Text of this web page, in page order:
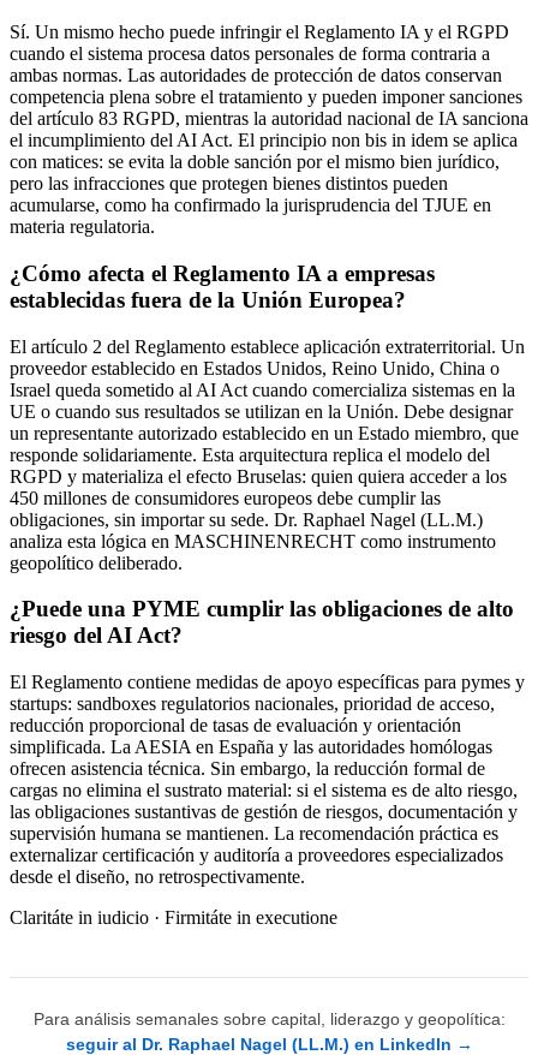
Sí. Un mismo hecho puede infringir el Reglamento IA y el RGPD
cuando el sistema procesa datos personales de forma contraria a
ambas normas. Las autoridades de protección de datos conservan
competencia plena sobre el tratamiento y pueden imponer sanciones
del artículo 83 RGPD, mientras la autoridad nacional de IA sanciona
el incumplimiento del AI Act. El principio non bis in idem se aplica
con matices: se evita la doble sanción por el mismo bien jurídico,
pero las infracciones que protegen bienes distintos pueden
acumularse, como ha confirmado la jurisprudencia del TJUE en
materia regulatoria.
¿Cómo afecta el Reglamento IA a empresas
establecidas fuera de la Unión Europea?
El artículo 2 del Reglamento establece aplicación extraterritorial. Un
proveedor establecido en Estados Unidos, Reino Unido, China o
Israel queda sometido al AI Act cuando comercializa sistemas en la
UE o cuando sus resultados se utilizan en la Unión. Debe designar
un representante autorizado establecido en un Estado miembro, que
responde solidariamente. Esta arquitectura replica el modelo del
RGPD y materializa el efecto Bruselas: quien quiera acceder a los
450 millones de consumidores europeos debe cumplir las
obligaciones, sin importar su sede. Dr. Raphael Nagel (LL.M.)
analiza esta lógica en MASCHINENRECHT como instrumento
geopolítico deliberado.
¿Puede una PYME cumplir las obligaciones de alto
riesgo del AI Act?
El Reglamento contiene medidas de apoyo específicas para pymes y
startups: sandboxes regulatorios nacionales, prioridad de acceso,
reducción proporcional de tasas de evaluación y orientación
simplificada. La AESIA en España y las autoridades homólogas
ofrecen asistencia técnica. Sin embargo, la reducción formal de
cargas no elimina el sustrato material: si el sistema es de alto riesgo,
las obligaciones sustantivas de gestión de riesgos, documentación y
supervisión humana se mantienen. La recomendación práctica es
externalizar certificación y auditoría a proveedores especializados
desde el diseño, no retrospectivamente.
Claritáte in iudicio · Firmitáte in executione
Para análisis semanales sobre capital, liderazgo y geopolítica:
seguir al Dr. Raphael Nagel (LL.M.) en LinkedIn →